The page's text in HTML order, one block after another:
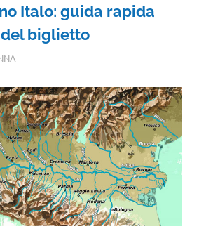
Italo: guida rapida
biglietto